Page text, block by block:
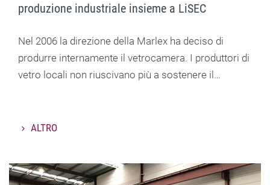
produzione industriale insieme a LiSEC
Nel 2006 la direzione della Marlex ha deciso di
produrre internamente il vetrocamera. I produttori di
vetro locali non riuscivano più a sostenere il…
ALTRO